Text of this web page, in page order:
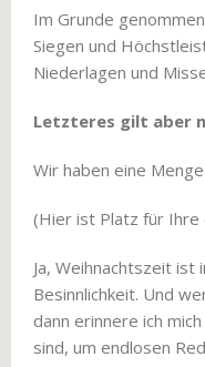
Im Grunde
Siegen und
Niederlagen und
Letzteres gilt aber
Wir haben eine
(Hier ist Platz für Ihre
Ja, Weihnachtszeit
Besinnlichkeit. Und
dann erinnere ich
sind, um endlosen